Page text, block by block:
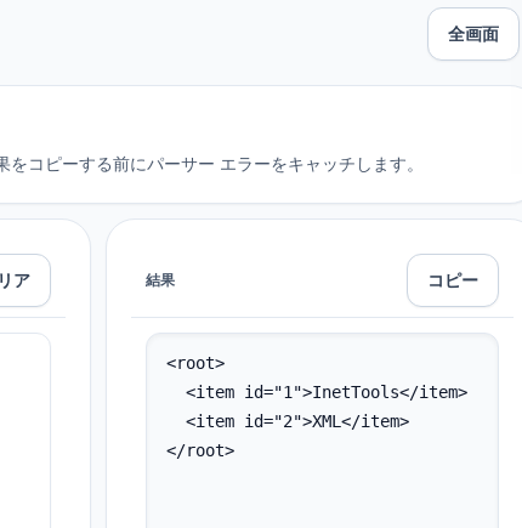
全画面
コピーする前にパーサー エラーをキャッチします。
ア 結果 コピー